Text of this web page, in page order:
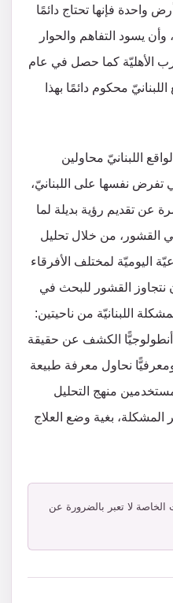
واحدة فإنها تحتاج دائمًا
يسود التفاهم والحوار
الأهليّة كما حصل في عام
اللبنانيّ محكوم دائمًا بهذا
اللبنانيّ محاولين
نفسها على اللبنانيّ،
عن تقديم رؤية بديلة لما
القشور، من خلال تحليل
اليوميّة لمختلف الأفرقاء
نتجاوز القشور للبحث في
اللبنانيّة من ناحيتين:
أنطولوجيًّا الكشف عن حقيقة
ومعرفيًّا نحاول معرفة طبيعة
منهج التحليل
المشكلة، بغية وضع العلاج
الخاصة لا تعبر بالضرورة عن